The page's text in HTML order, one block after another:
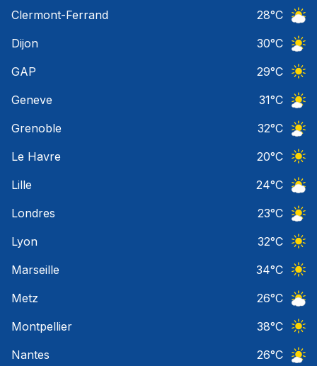
Clermont-Ferrand
28°C
Dijon
30°C
GAP
29°C
Geneve
31°C
Grenoble
32°C
Le Havre
20°C
Lille
24°C
Londres
23°C
Lyon
32°C
Marseille
34°C
Metz
26°C
Montpellier
38°C
Nantes
26°C